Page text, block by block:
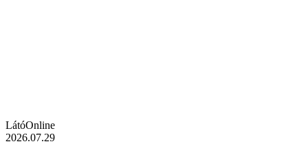
LátóOnline
2026.07.29